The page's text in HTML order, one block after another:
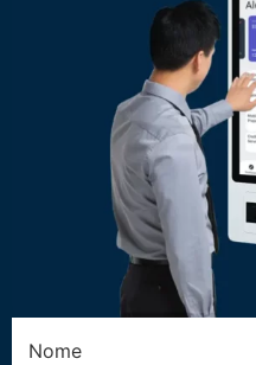
Nome